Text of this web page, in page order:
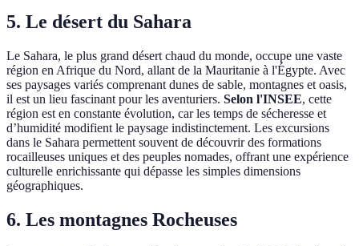
5. Le désert du Sahara
Le Sahara, le plus grand désert chaud du monde, occupe une vaste
région en Afrique du Nord, allant de la Mauritanie à l'Égypte. Avec
ses paysages variés comprenant dunes de sable, montagnes et oasis,
il est un lieu fascinant pour les aventuriers. Selon l'INSEE, cette
région est en constante évolution, car les temps de sécheresse et
d’humidité modifient le paysage indistinctement. Les excursions
dans le Sahara permettent souvent de découvrir des formations
rocailleuses uniques et des peuples nomades, offrant une expérience
culturelle enrichissante qui dépasse les simples dimensions
géographiques.
6. Les montagnes Rocheuses